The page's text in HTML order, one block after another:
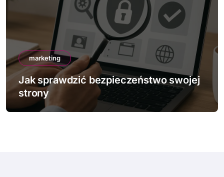
marketing
Jak sprawdzić bezpieczeństwo swojej
strony